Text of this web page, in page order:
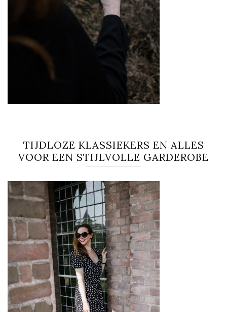
TIJDLOZE KLASSIEKERS EN ALLES
VOOR EEN STIJLVOLLE GARDEROBE